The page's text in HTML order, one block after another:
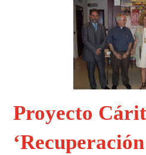
Proyecto